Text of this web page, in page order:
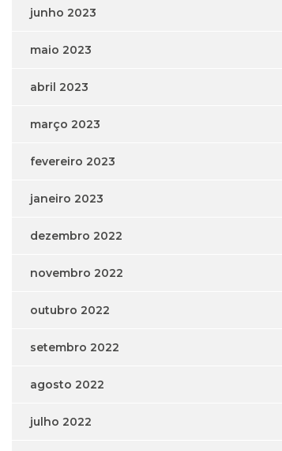
junho 2023
maio 2023
abril 2023
março 2023
fevereiro 2023
janeiro 2023
dezembro 2022
novembro 2022
outubro 2022
setembro 2022
agosto 2022
julho 2022